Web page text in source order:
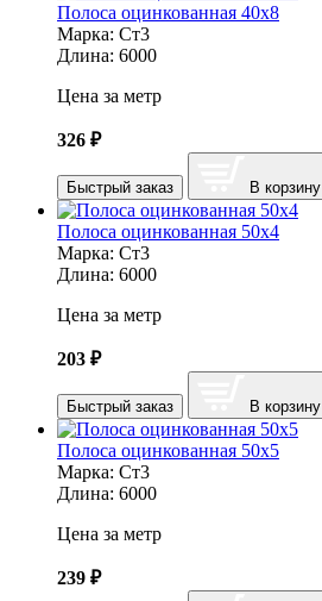
Полоса оцинкованная 40х8
Марка: Ст3
Длина: 6000
Цена за метр
326 ₽
Быстрый заказ В корзину
Полоса оцинкованная 50х4
Марка: Ст3
Длина: 6000
Цена за метр
203 ₽
Быстрый заказ В корзину
Полоса оцинкованная 50х5
Марка: Ст3
Длина: 6000
Цена за метр
239 ₽